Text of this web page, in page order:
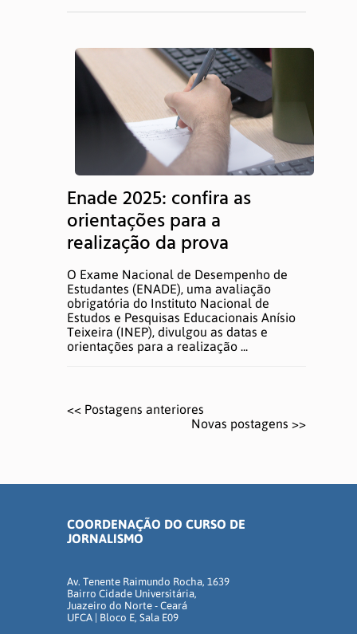
Enade 2025: confira as
orientações para a
realização da prova
O Exame Nacional de Desempenho de
Estudantes (ENADE), uma avaliação
obrigatória do Instituto Nacional de
Estudos e Pesquisas Educacionais Anísio
Teixeira (INEP), divulgou as datas e
orientações para a realização ...
<< Postagens anteriores
Novas postagens >>
COORDENAÇÃO DO CURSO DE
JORNALISMO
Av. Tenente Raimundo Rocha, 1639
Bairro Cidade Universitária,
Juazeiro do Norte - Ceará
UFCA | Bloco E, Sala E09